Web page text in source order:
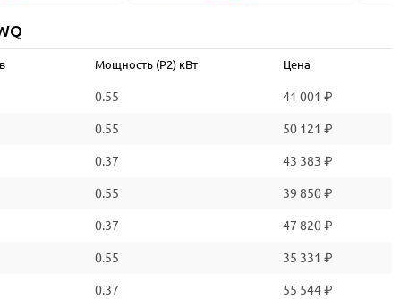
Мощность (P2) кВт Цена
0.55 41 001 ₽
0.55 50 121 ₽
0.37 43 383 ₽
0.55 39 850 ₽
0.37 47 820 ₽
0.55 35 331 ₽
0.37 55 544 ₽